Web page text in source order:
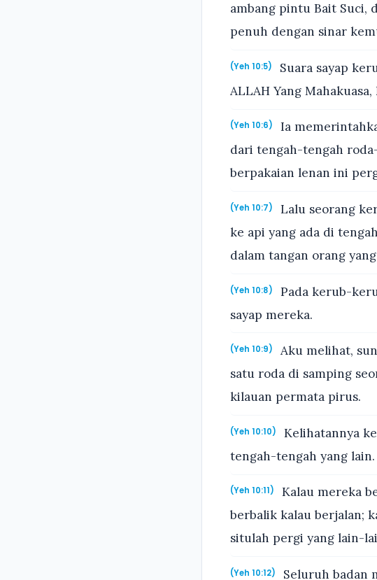
ambang pintu Bait Suci,
penuh dengan sinar
(Yeh 10:5)
Suara sayap
ALLAH Yang
(Yeh 10:6)
Ia
dari tengah-tengah
berpakaian lenan ini
(Yeh 10:7)
Lalu seorang
ke api yang ada di
dalam tangan orang
(Yeh 10:8)
Pada kerub-
sayap mereka.
(Yeh 10:9)
Aku melihat,
satu roda di samping
kilauan permata pirus.
(Yeh 10:10)
Kelihatannya
tengah-tengah yang lain.
(Yeh 10:11)
Kalau mereka
berbalik kalau berjalan;
situlah pergi yang lain-
(Yeh 10:12)
Seluruh badan